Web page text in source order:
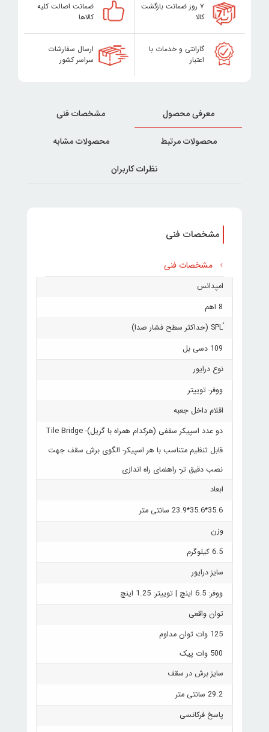
۷ روز ضمانت بازگشت
کالا
ضمانت اصالت کلیه
کالاها
گارانتی و خدمات با
اعتبار
ارسال سفارشات
سراسر کشور
معرفی محصول مشخصات فنی
محصولات مرتبط محصولات مشابه
نظرات کاربران
مشخصات فنی
مشخصات فنی
امپدانس
8 اهم
109 دسی بل
نوع درایور
ووفر- توییتر
اقلام داخل جعبه
دو عدد اسپیکر سقفی (هرکدام همراه با گریل)- Tile Bridge
قابل تنظیم متناسب با هر اسپیکر- الگوی برش سقف جهت
نصب دقیق تر- راهنمای راه اندازی
ابعاد
35.6*35.6*23.9 سانتی متر
وزن
6.5 کیلوگرم
سایز درایور
ووفر: 6.5 اینچ | توییتر: 1.25 اینچ
توان واقعی
125 وات توان مداوم
500 وات پیک
سایز برش در سقف
29.2 سانتی متر
پاسخ فرکانسی